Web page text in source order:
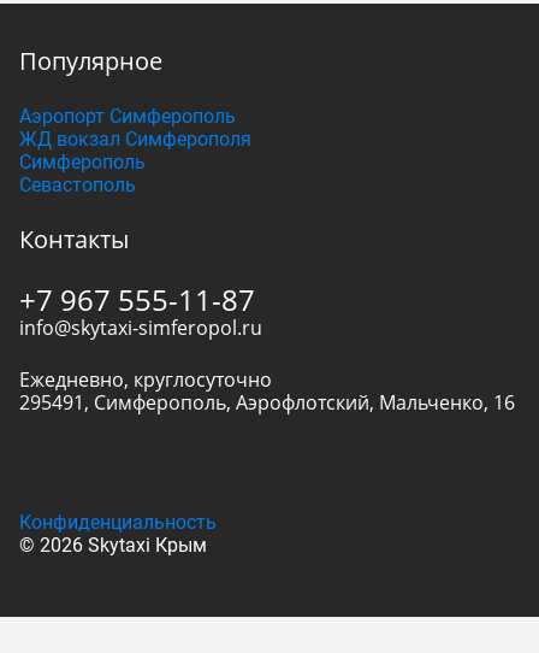
Популярное
Аэропорт Симферополь
ЖД вокзал Симферополя
Симферополь
Севастополь
Контакты
+7 967 555-11-87
info@skytaxi-simferopol.ru
Ежедневно, круглосуточно
295491, Симферополь, Аэрофлотский, Мальченко, 16
© 2026 Skytaxi Крым
Конфиденциальность